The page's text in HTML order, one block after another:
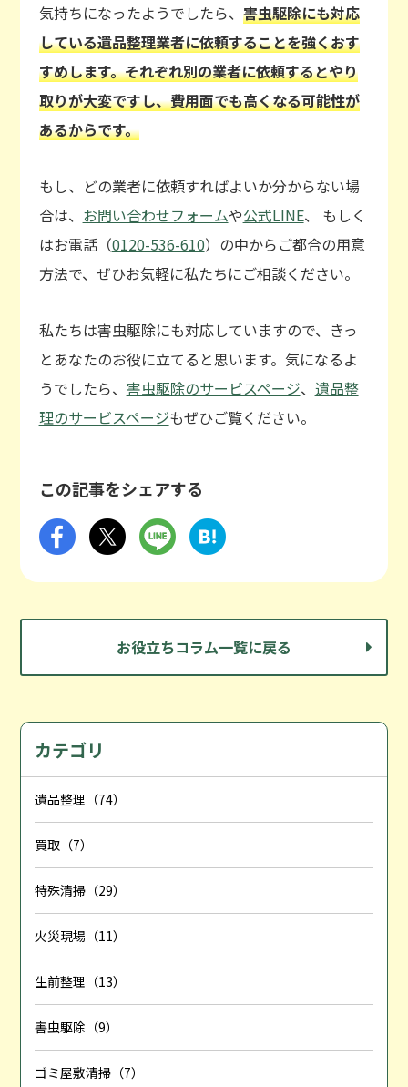
気持ちになったようでしたら、 害虫駆除にも対応
している遺品整理業者に依頼することを強くおす
すめします。それぞれ別の業者に依頼するとやり
取りが大変ですし、費用面でも高くなる可能性が
あるからです。
もし、どの業者に依頼すればよいか分からない場
合は、 お問い合わせフォームや公式LINE、 もしく
はお電話（0120-536-610）の中からご都合の用意
方法で、ぜひお気軽に私たちにご相談ください。
私たちは害虫駆除にも対応していますので、きっ
とあなたのお役に立てると思います。気になるよ
うでしたら、 害虫駆除のサービスページ、 遺品整
理のサービスページもぜひご覧ください。
この記事をシェアする
お役立ちコラム一覧に戻る
カテゴリ
遺品整理（74）
買取（7）
特殊清掃（29）
火災現場（11）
生前整理（13）
害虫駆除（9）
ゴミ屋敷清掃（7）